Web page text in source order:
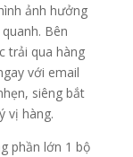
ảnh hưởng
Bên
trải qua hàng
với email
siêng bắt
vị hàng.
phần lớn 1 bộ